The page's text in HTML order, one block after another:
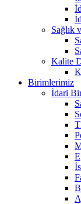
Sağlık
Kalite
Birimlerimiz
İdari